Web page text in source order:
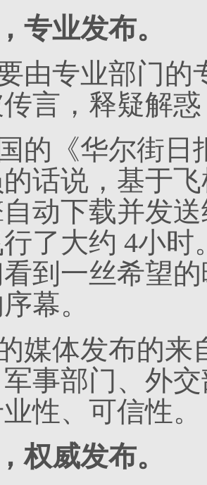
专业发布。
由专业部门的
言，释疑解
的《华尔街日
话说，基于
动下载并发
了大约 4小时
到一丝希望
幕。
媒体发布的来
事部门、外
性、可信性。
权威发布。